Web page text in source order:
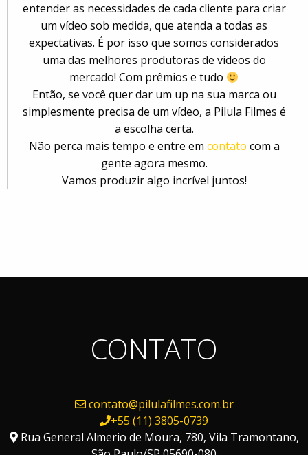
entender as necessidades de cada cliente para criar
um vídeo sob medida, que atenda a todas as
expectativas. É por isso que somos considerados
uma das melhores produtoras de vídeos do
mercado! Com prêmios e tudo
Então, se você quer dar um up na sua marca ou
simplesmente precisa de um vídeo, a Pilula Filmes é
a escolha certa.
Não perca mais tempo e entre em contato com a
gente agora mesmo.
Vamos produzir algo incrível juntos!
CONTATO
contato@pilulafilmes.com.br
+55 (11) 3805-0739
Rua General Almerio de Moura, 780, Vila Tramontano,